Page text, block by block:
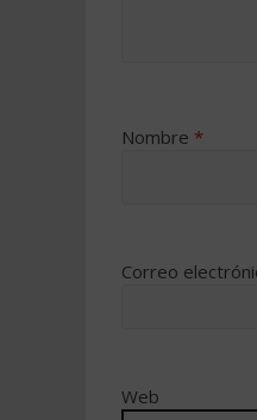
Nombre *
Correo
Web